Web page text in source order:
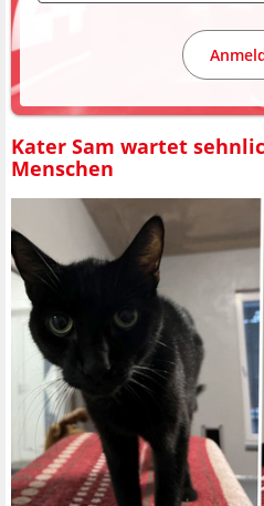
Kater Sam wartet
Menschen